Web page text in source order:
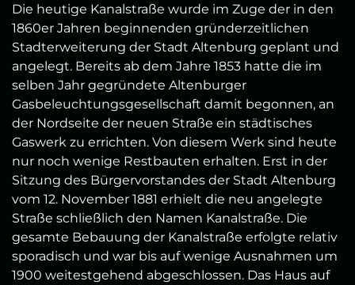
Die heutige Kanalstraße wurde im Zuge der in den
1860er Jahren beginnenden gründerzeitlichen
Stadterweiterung der Stadt Altenburg geplant und
angelegt. Bereits ab dem Jahre 1853 hatte die im
selben Jahr gegründete Altenburger
Gasbeleuchtungsgesellschaft damit begonnen, an
der Nordseite der neuen Straße ein städtisches
Gaswerk zu errichten. Von diesem Werk sind heute
nur noch wenige Restbauten erhalten. Erst in der
Sitzung des Bürgervorstandes der Stadt Altenburg
vom 12. November 1881 erhielt die neu angelegte
Straße schließlich den Namen Kanalstraße. Die
gesamte Bebauung der Kanalstraße erfolgte relativ
sporadisch und war bis auf wenige Ausnahmen um
1900 weitestgehend abgeschlossen. Das Haus auf